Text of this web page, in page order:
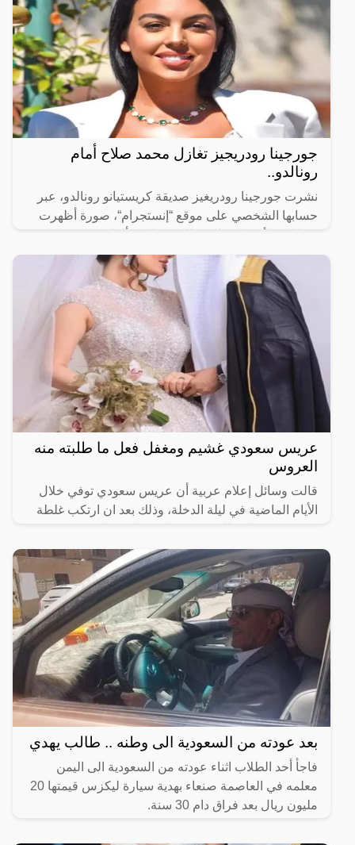
جورجينا رودريجيز تغازل محمد صلاح أمام
رونالدو..
نشرت جورجينا رودريغيز صديقة كريستيانو رونالدو، عبر
حسابها الشخصي على موقع “إنستجرام“، صورة أظهرت
قميص
عريس سعودي غشيم ومغفل فعل ما طلبته منه
العروس
قالت وسائل إعلام عربية أن عريس سعودي توفي خلال
الأيام الماضية في ليلة الدخلة، وذلك بعد ان ارتكب غلطة
متوقعة.وفي
بعد عودته من السعودية الى وطنه .. طالب يهدي
فاجأ أحد الطلاب اثناء عودته من السعودية الى اليمن
معلمه في العاصمة صنعاء بهدية سيارة ليكزس قيمتها 20
مليون ريال بعد فراق دام 30 سنة.